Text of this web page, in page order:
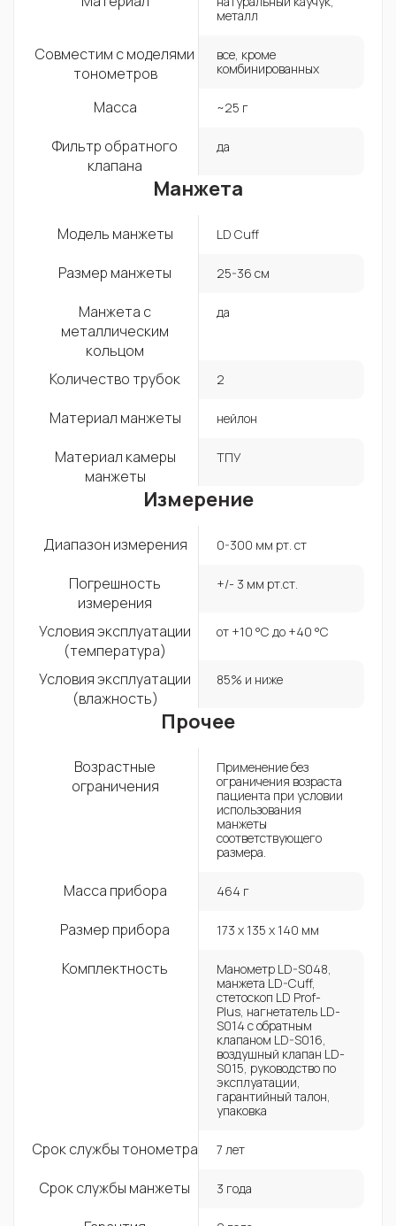
металл
Совместим с моделями
тонометров
все, кроме
комбинированных
Масса ~25 г
Фильтр обратного
клапана
да
Манжета
Модель манжеты LD Cuff
Размер манжеты 25-36 см
Манжета с
металлическим
кольцом
да
Количество трубок 2
Материал манжеты нейлон
Материал камеры
манжеты
ТПУ
Измерение
Диапазон измерения 0-300 мм рт. ст
Погрешность
измерения
+/- 3 мм рт.ст.
Условия эксплуатации
(температура)
от +10 °С до +40 °С
Условия эксплуатации
(влажность)
85% и ниже
Прочее
Возрастные
ограничения
Применение без
ограничения возраста
пациента при условии
использования
манжеты
соответствующего
размера.
Масса прибора 464 г
Размер прибора 173 x 135 x 140 мм
Комплектность
Манометр LD-S048,
манжета LD-Cuff,
стетоскоп LD Prof-
Plus, нагнетатель LD-
S014 с обратным
клапаном LD-S016,
воздушный клапан LD-
S015, руководство по
эксплуатации,
гарантийный талон,
упаковка
Срок службы тонометра 7 лет
Срок службы манжеты 3 года